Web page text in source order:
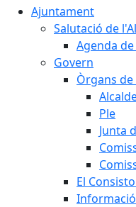
Ajuntament
Salutació de
Agenda
Govern
Òrgans
Ple
Junta
El